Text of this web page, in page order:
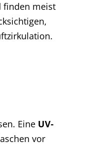
finden meist
Eine UV-
vor